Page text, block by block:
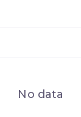
No data